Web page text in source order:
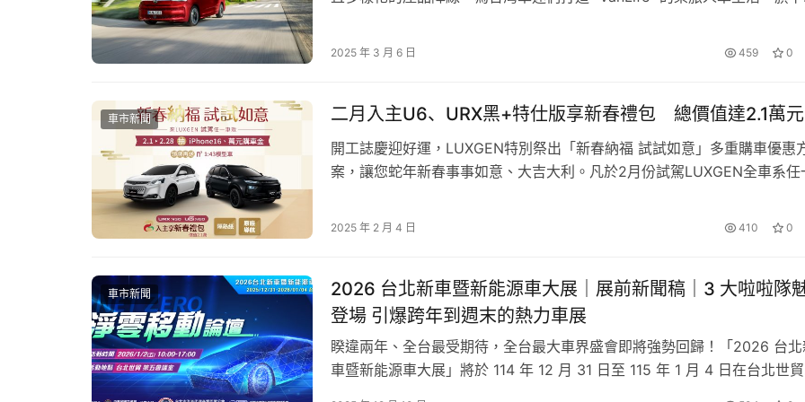
當週承租汽車累積滿50公里，隔週送「汽車30分鐘券1張」；累積滿100公里，隔週送2張。租愈多、拿愈多！
第三招｜租車這樣搭 經濟實惠超值：
平日通勤王首選｜超值套組100小時平日時數：平日租金每小時只要99元，租車輕鬆啟程。
假日冒險王首選｜超值套組20小時平假日時數：兩天一夜開 COROLLA CROSS，每小時只要 175 元，舒適
一次到位。
聯手易遊網、ChargeSPOT、去趣，讓你的嚮往一次實現！
「包下你的每個嚮往」延伸自 iRent 品牌口號「走出新日常」，讓會員不只是租一台車，更是包下一段生活體驗
樂。
去趣 chicTrip 收藏各大網紅與旅遊達人的私房景點清單，透過去趣 App 安排行程時，也能直接租借 iRent，
靈感規劃到實際出發，一步到位。
易遊網 ezTravel 全台最大一站式旅遊平台，透過易遊網購買高鐵國旅聯票，可加購 iRent 時數+熱門景點專
惠，行程＋交通一次搞定，讓你的自駕旅更輕鬆、更完整。
多七人座用車買家對於這兩款超人氣車款的熱愛與強勁需求，今日正式宣布
2025 年 3 月 6 日 459 0
車市新聞 二月入主U6、URX黑+特仕版享新春禮包 總價值達2.1萬元
開工誌慶迎好運，LUXGEN特別祭出「新春納福 試試如意」多重購車優惠
案，讓您蛇年新春事事如意、大吉大利。凡於2月份試駕LUXGEN全車系任
n7 LR長程版特定車型，可享四年最高20%充電點數回饋(1)(2)，再送家用充
2025 年 2 月 4 日 410 0
車市新聞
2026 台北新車暨新能源車大展｜展前新聞稿｜3 大啦啦隊
登場 引爆跨年到週末的熱力車展
睽違兩年、全台最受期待，全台最大車界盛會即將強勢回歸！「2026 台
車暨新能源車大展」將於 114 年 12 月 31 日至 115 年 1 月 4 日在台北世貿